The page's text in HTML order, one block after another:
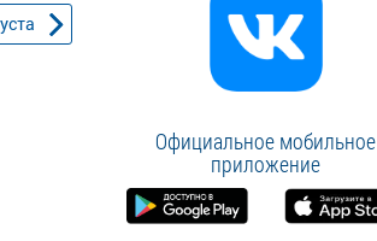
Официальное мобильное
приложение